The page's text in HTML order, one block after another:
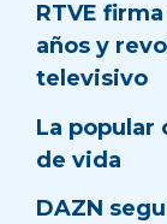
RTVE
años y
televisivo
La popular
de vida
DAZN